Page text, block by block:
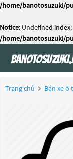
/home/banotosuzuki/
Notice: Undefined
/home/banotosuzuki/
Trang chủ Bán xe ô